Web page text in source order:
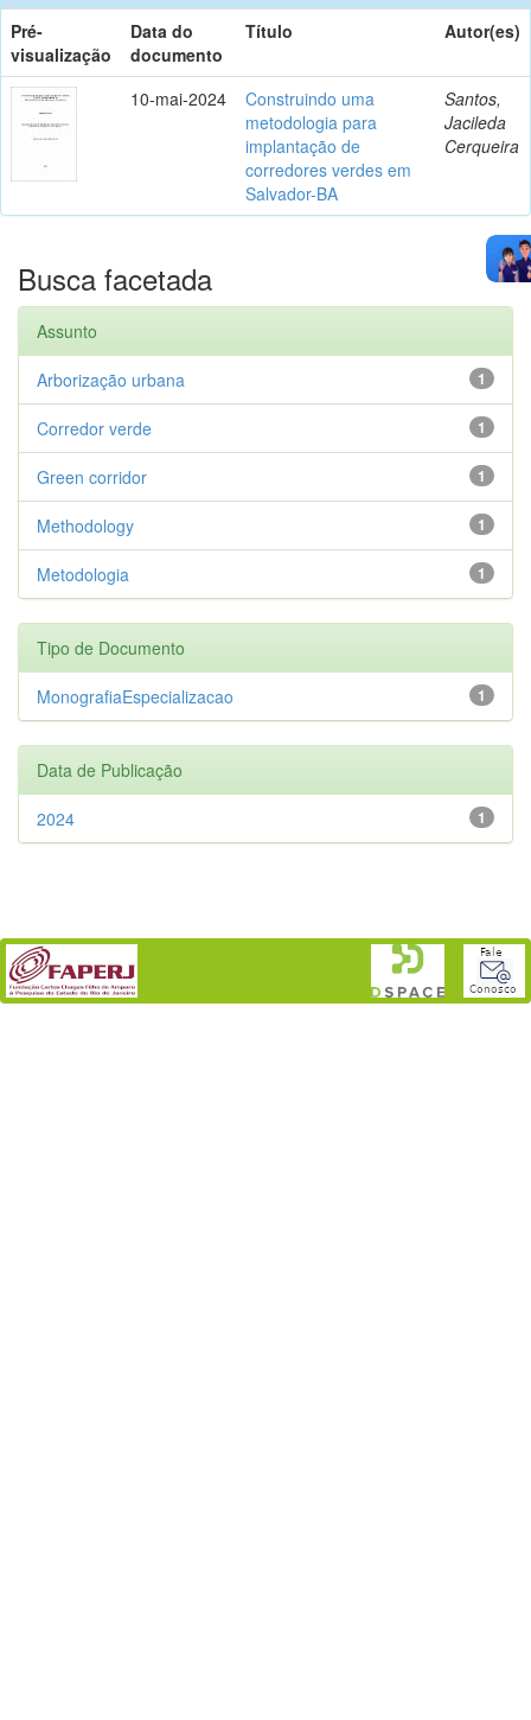
Pré-
visualização
Data do
documento
Título Autor(es)
10-mai-2024
Construindo uma
metodologia para
implantação de
corredores verdes em
Salvador-BA
Santos,
Jacileda
Cerqueira
Busca facetada
Assunto
1
Arborização urbana
1
Corredor verde
1
Green corridor
1
Methodology
1
Metodologia
Tipo de Documento
1
MonografiaEspecializacao
Data de Publicação
1
2024